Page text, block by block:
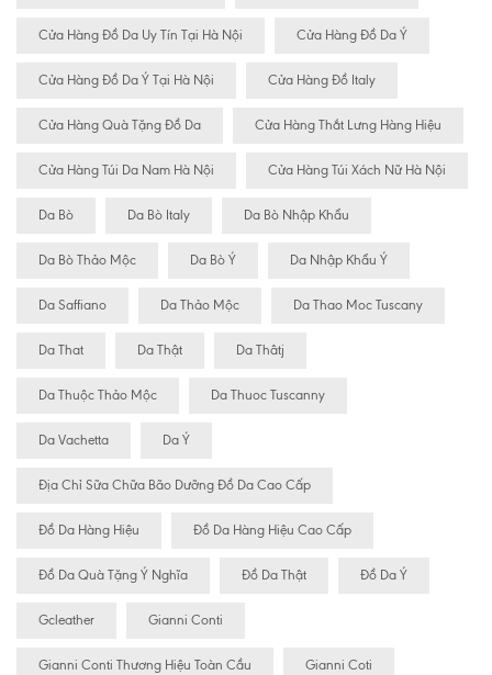
Cửa Hàng Đồ Da Uy Tín Tại Hà Nội Cửa Hàng Đồ Da Ý
Cửa Hàng Đồ Da Ý Tại Hà Nội Cửa Hàng Đồ Italy
Cửa Hàng Quà Tặng Đồ Da Cửa Hàng Thắt Lưng Hàng Hiệu
Cửa Hàng Túi Da Nam Hà Nội Cửa Hàng Túi Xách Nữ Hà Nội
Da Bò Da Bò Italy Da Bò Nhập Khẩu
Da Bò Thảo Mộc Da Bò Ý Da Nhập Khẩu Ý
Da Saffiano Da Thảo Mộc Da Thao Moc Tuscany
Da That Da Thật Da Thâtj
Da Thuộc Thảo Mộc Da Thuoc Tuscanny
Da Vachetta Da Ý
Địa Chỉ Sữa Chữa Bão Dưỡng Đồ Da Cao Cấp
Đồ Da Hàng Hiệu Đồ Da Hàng Hiệu Cao Cấp
Đồ Da Quà Tặng Ý Nghĩa Đồ Da Thật Đồ Da Ý
Gcleather Gianni Conti
Gianni Conti Thương Hiệu Toàn Cầu Gianni Coti